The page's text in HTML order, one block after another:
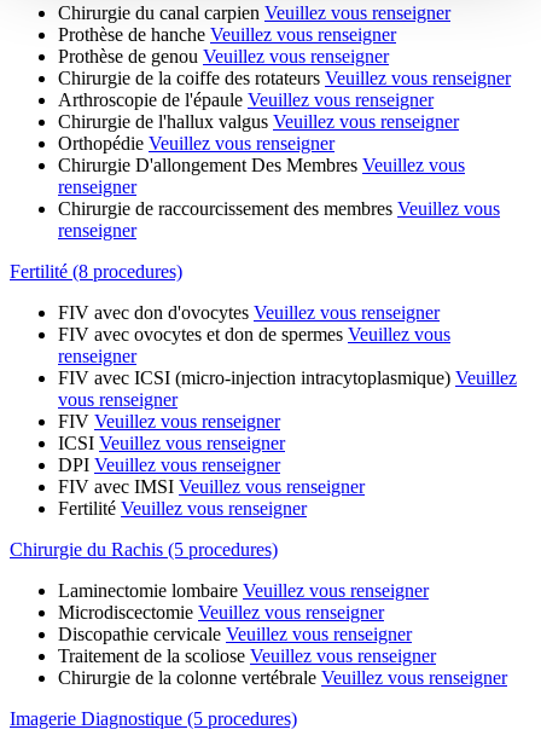
Chirurgie du canal carpien Veuillez vous renseigner
Prothèse de hanche Veuillez vous renseigner
Prothèse de genou Veuillez vous renseigner
Chirurgie de la coiffe des rotateurs Veuillez vous renseigner
Arthroscopie de l'épaule Veuillez vous renseigner
Chirurgie de l'hallux valgus Veuillez vous renseigner
Orthopédie Veuillez vous renseigner
Chirurgie D'allongement Des Membres Veuillez vous
renseigner
Chirurgie de raccourcissement des membres Veuillez vous
renseigner
Fertilité (8 procedures)
FIV avec don d'ovocytes Veuillez vous renseigner
FIV avec ovocytes et don de spermes Veuillez vous
renseigner
FIV avec ICSI (micro-injection intracytoplasmique) Veuillez
vous renseigner
FIV Veuillez vous renseigner
ICSI Veuillez vous renseigner
DPI Veuillez vous renseigner
FIV avec IMSI Veuillez vous renseigner
Fertilité Veuillez vous renseigner
Chirurgie du Rachis (5 procedures)
Laminectomie lombaire Veuillez vous renseigner
Microdiscectomie Veuillez vous renseigner
Discopathie cervicale Veuillez vous renseigner
Traitement de la scoliose Veuillez vous renseigner
Chirurgie de la colonne vertébrale Veuillez vous renseigner
Imagerie Diagnostique (5 procedures)